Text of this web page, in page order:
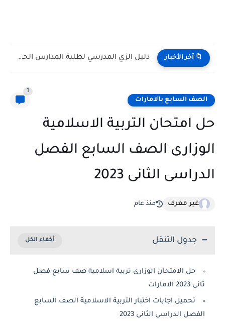
📁 آخر الأخبار كتاب الطالب مادة الرياضيات المتكاملة الصف التاسع Bridge متقدم الفصل...
الصف السابع بالامارات
1
حل امتحان التربية الاسلامية
الوزارى الصف السابع الفصل
الدراسى الثانى 2023
غير معرف منذ عام
جدول التنقل
حل الامتحان الوزارى تربية اسلامية صف سابع فصل
ثانى 2023 الامارات
تحميل اجابات اختبار التربية الاسلامية الصف السابع
الفصل الدراسى الثانى 2023